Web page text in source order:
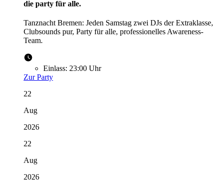
die party für alle.
Tanznacht Bremen: Jeden Samstag zwei DJs der Extraklasse,
Clubsounds pur, Party für alle, professionelles Awareness-
Team.
Einlass: 23:00 Uhr
Zur Party
22
Aug
2026
22
Aug
2026